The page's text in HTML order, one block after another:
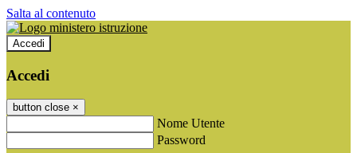
Salta al contenuto
Accedi
Accedi
button close ×
Nome Utente
Password